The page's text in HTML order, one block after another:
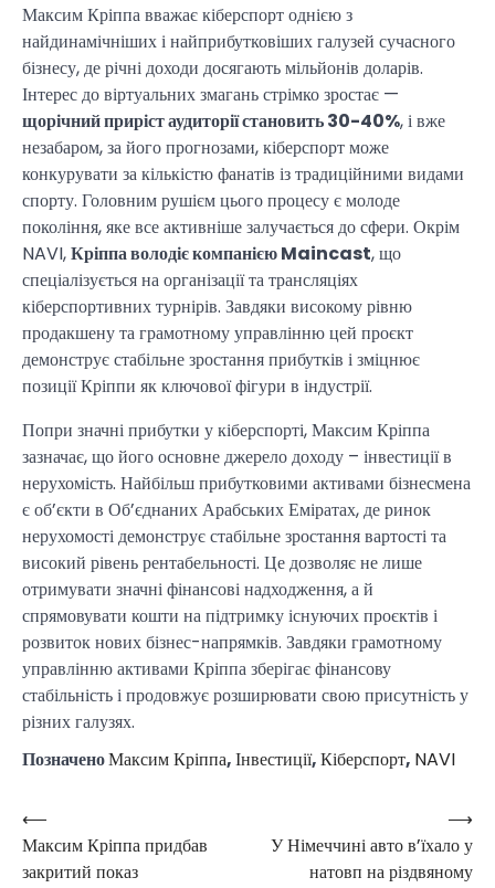
Максим Кріппа вважає кіберспорт однією з
найдинамічніших і найприбутковіших галузей сучасного
бізнесу, де річні доходи досягають мільйонів доларів.
Інтерес до віртуальних змагань стрімко зростає —
щорічний приріст аудиторії становить 30-40%, і вже
незабаром, за його прогнозами, кіберспорт може
конкурувати за кількістю фанатів із традиційними видами
спорту. Головним рушієм цього процесу є молоде
покоління, яке все активніше залучається до сфери. Окрім
NAVI,Кріппа володіє компанією Maincast, що
спеціалізується на організації та трансляціях
кіберспортивних турнірів. Завдяки високому рівню
продакшену та грамотному управлінню цей проєкт
демонструє стабільне зростання прибутків і зміцнює
позиції Кріппи як ключової фігури в індустрії.
Попри значні прибутки у кіберспорті, Максим Кріппа
зазначає, що його основне джерело доходу – інвестиції в
нерухомість. Найбільш прибутковими активами бізнесмена
є об’єкти в Об’єднаних Арабських Еміратах, де ринок
нерухомості демонструє стабільне зростання вартості та
високий рівень рентабельності. Це дозволяє не лише
отримувати значні фінансові надходження, а й
спрямовувати кошти на підтримку існуючих проєктів і
розвиток нових бізнес-напрямків. Завдяки грамотному
управлінню активами Кріппа зберігає фінансову
стабільність і продовжує розширювати свою присутність у
різних галузях.
ПозначеноМаксим Кріппа,Інвестиції,Кіберспорт, NAVI
Навігація
записів
⟵
Максим Кріппа придбав
закритий показ
У Німеччині авто в’їхало у
натовп на різдвяному
⟶